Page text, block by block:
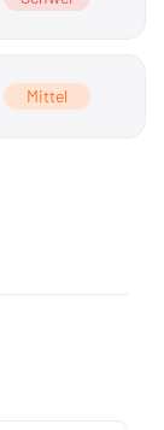
Mittel